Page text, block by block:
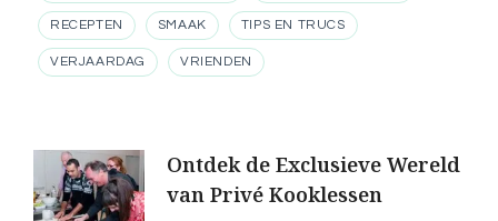
RECEPTEN SMAAK TIPS EN TRUCS
VERJAARDAG VRIENDEN
Berichtnavigatie
Ontdek de Exclusieve Wereld
van Privé Kooklessen